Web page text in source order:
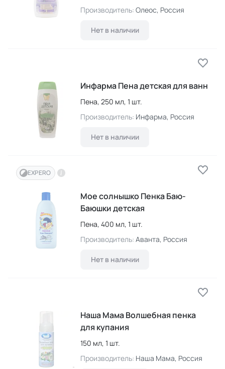
Производитель: Олеос, Россия
Нет в наличии
Инфарма Пена детская для ванн
Пена, 250 мл, 1 шт.
Производитель: Инфарма, Россия
Нет в наличии
EXPERO
Мое солнышко Пенка Баю-
Баюшки детская
Пена, 400 мл, 1 шт.
Производитель: Аванта, Россия
Нет в наличии
Наша Мама Волшебная пенка
для купания
150 мл, 1 шт.
Производитель: Наша Мама, Россия